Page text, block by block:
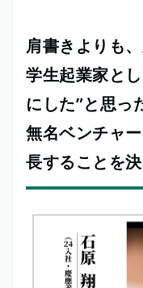
肩書きよりも
学生起業家と
にした”と思っ
無名ベンチャ
長することを